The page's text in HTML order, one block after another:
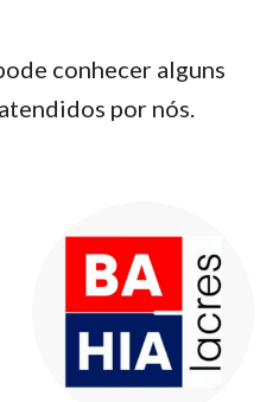
conhecer alguns
por nós.